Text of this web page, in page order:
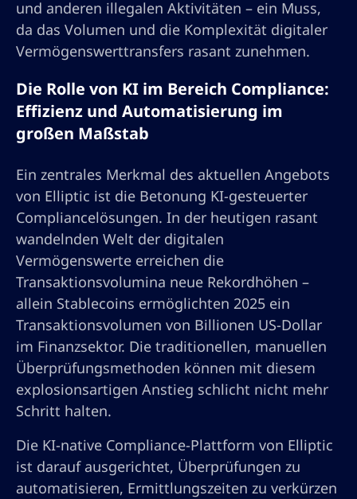
und anderen illegalen Aktivitäten – ein Muss,
da das Volumen und die Komplexität digitaler
Vermögenswerttransfers rasant zunehmen.
Die Rolle von KI im Bereich Compliance:
Effizienz und Automatisierung im
großen Maßstab
Ein zentrales Merkmal des aktuellen Angebots
von Elliptic ist die Betonung KI-gesteuerter
Compliancelösungen. In der heutigen rasant
wandelnden Welt der digitalen
Vermögenswerte erreichen die
Transaktionsvolumina neue Rekordhöhen –
allein Stablecoins ermöglichten 2025 ein
Transaktionsvolumen von Billionen US-Dollar
im Finanzsektor. Die traditionellen, manuellen
Überprüfungsmethoden können mit diesem
explosionsartigen Anstieg schlicht nicht mehr
Schritt halten.
Die KI-native Compliance-Plattform von Elliptic
ist darauf ausgerichtet, Überprüfungen zu
automatisieren, Ermittlungszeiten zu verkürzen